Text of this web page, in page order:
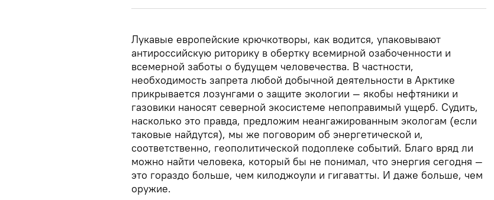
Лукавые европейские крючкотворы, как водится, упаковывают
антироссийскую риторику в обертку всемирной озабоченности и
всемерной заботы о будущем человечества. В частности,
необходимость запрета любой добычной деятельности в Арктике
прикрывается лозунгами о защите экологии — якобы нефтяники и
газовики наносят северной экосистеме непоправимый ущерб. Судить,
насколько это правда, предложим неангажированным экологам (если
таковые найдутся), мы же поговорим об энергетической и,
соответственно, геополитической подоплеке событий. Благо вряд ли
можно найти человека, который бы не понимал, что энергия сегодня —
это гораздо больше, чем килоджоули и гигаватты. И даже больше, чем
оружие.